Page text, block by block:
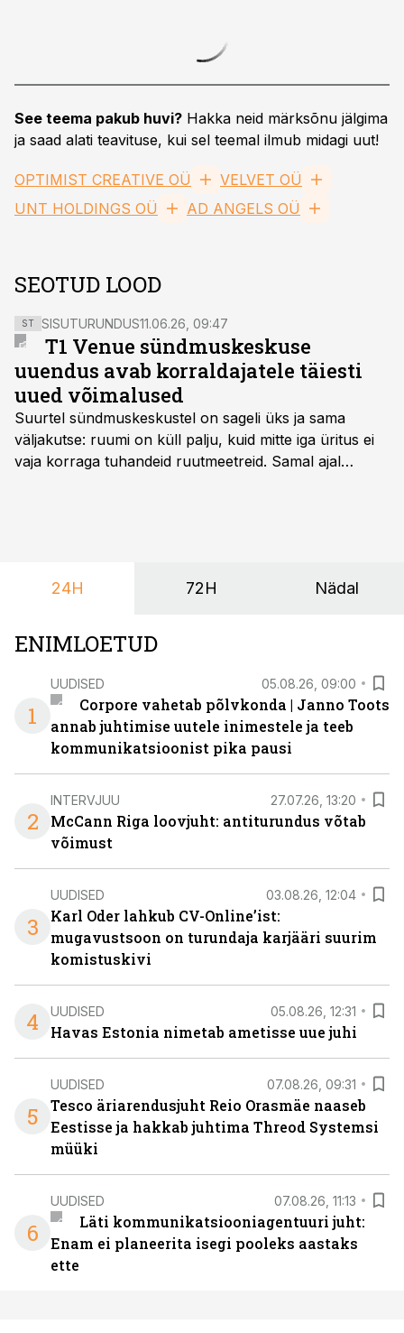
See teema pakub huvi? Hakka neid märksõnu jälgima
ja saad alati teavituse, kui sel teemal ilmub midagi uut!
OPTIMIST CREATIVE OÜ
VELVET OÜ
UNT HOLDINGS OÜ
AD ANGELS OÜ
SEOTUD LOOD
ST SISUTURUNDUS11.06.26, 09:47
T1 Venue sündmuskeskuse
uuendus avab korraldajatele täiesti
uued võimalused
Suurtel sündmuskeskustel on sageli üks ja sama
väljakutse: ruumi on küll palju, kuid mitte iga üritus ei
vaja korraga tuhandeid ruutmeetreid. Samal ajal
nendele vajadustele vastanud uuendusega, mis pakub
24H 72H Nädal
ENIMLOETUD
1
UUDISED 05.08.26, 09:00
Corpore vahetab põlvkonda | Janno Toots
annab juhtimise uutele inimestele ja teeb
kommunikatsioonist pika pausi
2
INTERVJUU 27.07.26, 13:20
McCann Riga loovjuht: antiturundus võtab
võimust
3
UUDISED 03.08.26, 12:04
Karl Oder lahkub CV-Online’ist:
mugavustsoon on turundaja karjääri suurim
komistuskivi
4 UUDISED 05.08.26, 12:31
Havas Estonia nimetab ametisse uue juhi
5
UUDISED 07.08.26, 09:31
Tesco äriarendusjuht Reio Orasmäe naaseb
Eestisse ja hakkab juhtima Threod Systemsi
müüki
6
UUDISED 07.08.26, 11:13
Läti kommunikatsiooniagentuuri juht:
Enam ei planeerita isegi pooleks aastaks
ette